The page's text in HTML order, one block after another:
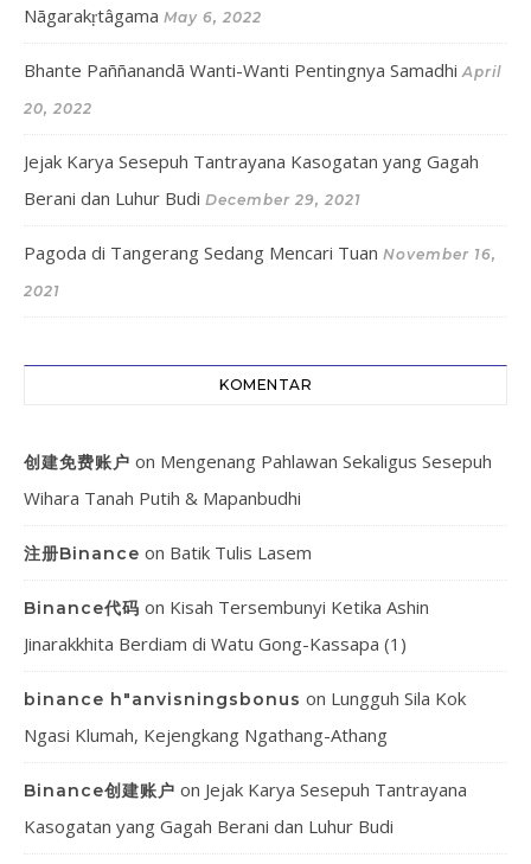
Nāgarakṛtâgama May 6, 2022
Bhante Paññanandā Wanti-Wanti Pentingnya Samadhi April
20, 2022
Jejak Karya Sesepuh Tantrayana Kasogatan yang Gagah
Berani dan Luhur Budi December 29, 2021
Pagoda di Tangerang Sedang Mencari Tuan November 16,
2021
KOMENTAR
创建免费账户 on Mengenang Pahlawan Sekaligus Sesepuh
Wihara Tanah Putih & Mapanbudhi
注册Binance on Batik Tulis Lasem
Binance代码 on Kisah Tersembunyi Ketika Ashin
Jinarakkhita Berdiam di Watu Gong-Kassapa (1)
binance h"anvisningsbonus on Lungguh Sila Kok
Ngasi Klumah, Kejengkang Ngathang-Athang
Binance创建账户 on Jejak Karya Sesepuh Tantrayana
Kasogatan yang Gagah Berani dan Luhur Budi